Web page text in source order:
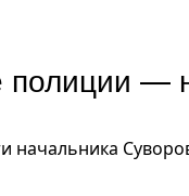
полиции —